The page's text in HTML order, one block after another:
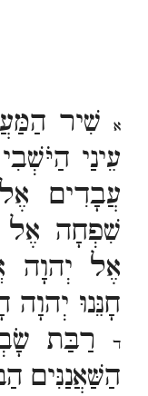
א
שִׁיר
עֵינַי
עֲבָדִים
שִׁפְחָה אֶל
אֶל יְהוָה
חָנֵּנוּ יְהוָה
ד
רַבַּת
הַשַּׁאֲנַנִּים